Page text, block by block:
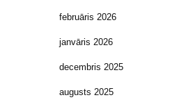
februāris 2026
janvāris 2026
decembris 2025
augusts 2025